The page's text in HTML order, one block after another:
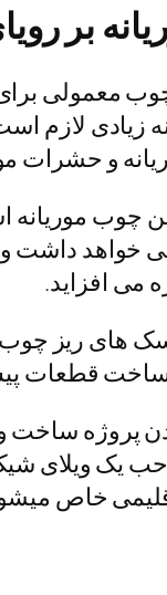
بر
معمولی
زیادی لازم
و حشرات
موریانه
خواهد داشت
می افزاید.
ریز چوب
ساخت قطعات
پروژه ساخت
یک ویلای شیک
خاص